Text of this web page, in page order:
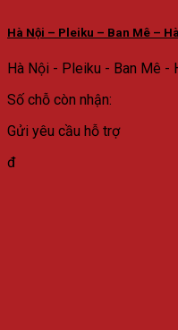
Hà Nội – Pleiku – Ban Mê –
Hà Nội - Pleiku - Ban Mê -
Số chỗ còn nhận:
Gửi yêu cầu hỗ trợ
đ